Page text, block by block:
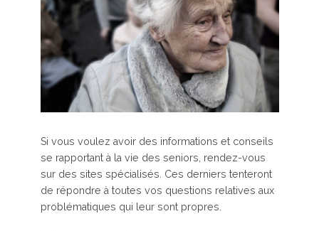
Si vous voulez avoir des informations et conseils
se rapportant à la vie des seniors, rendez-vous
sur des sites spécialisés. Ces derniers tenteront
de répondre à toutes vos questions relatives aux
problématiques qui leur sont propres.